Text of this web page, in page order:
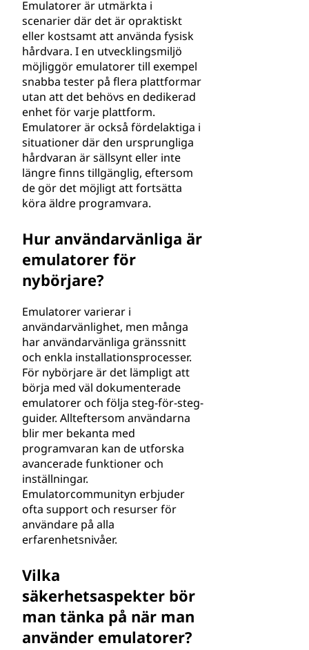
Emulatorer är utmärkta i
scenarier där det är opraktiskt
eller kostsamt att använda fysisk
hårdvara. I en utvecklingsmiljö
möjliggör emulatorer till exempel
snabba tester på flera plattformar
utan att det behövs en dedikerad
enhet för varje plattform.
Emulatorer är också fördelaktiga i
situationer där den ursprungliga
hårdvaran är sällsynt eller inte
längre finns tillgänglig, eftersom
de gör det möjligt att fortsätta
köra äldre programvara.
Hur användarvänliga är
emulatorer för
nybörjare?
Emulatorer varierar i
användarvänlighet, men många
har användarvänliga gränssnitt
och enkla installationsprocesser.
För nybörjare är det lämpligt att
börja med väl dokumenterade
emulatorer och följa steg-för-steg-
guider. Allteftersom användarna
blir mer bekanta med
programvaran kan de utforska
avancerade funktioner och
inställningar.
Emulatorcommunityn erbjuder
ofta support och resurser för
användare på alla
erfarenhetsnivåer.
Vilka
säkerhetsaspekter bör
man tänka på när man
använder emulatorer?